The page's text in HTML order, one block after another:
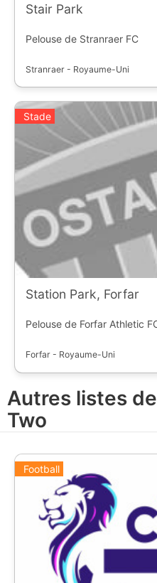
Stair Park
Pelouse de Stranraer FC
Stranraer - Royaume-Uni
Stade
Station Park, Forfar
Pelouse de Forfar Athletic
Forfar - Royaume-Uni
Autres listes
Two
Football